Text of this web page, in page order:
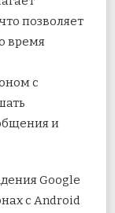
позволяет
время
с
и
Google
с Android